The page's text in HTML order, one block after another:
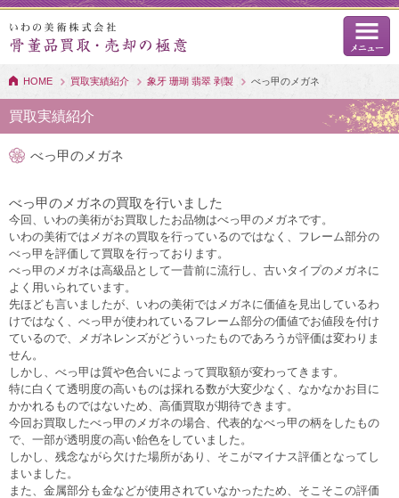
HOME 買取実績紹介 象牙 珊瑚 翡翠 剥製 べっ甲のメガネ
買取実績紹介
べっ甲のメガネ
べっ甲のメガネの買取を行いました
今回、いわの美術がお買取したお品物はべっ甲のメガネです。
いわの美術ではメガネの買取を行っているのではなく、フレーム部分の
べっ甲を評価して買取を行っております。
べっ甲のメガネは高級品として一昔前に流行し、古いタイプのメガネに
よく用いられています。
先ほども言いましたが、いわの美術ではメガネに価値を見出しているわ
けではなく、べっ甲が使われているフレーム部分の価値でお値段を付け
ているので、メガネレンズがどういったものであろうが評価は変わりま
せん。
しかし、べっ甲は質や色合いによって買取額が変わってきます。
特に白くて透明度の高いものは採れる数が大変少なく、なかなかお目に
かかれるものではないため、高価買取が期待できます。
今回お買取したべっ甲のメガネの場合、代表的なべっ甲の柄をしたもの
で、一部が透明度の高い飴色をしていました。
しかし、残念ながら欠けた場所があり、そこがマイナス評価となってし
まいました。
また、金属部分も金などが使用されていなかったため、そこそこの評価